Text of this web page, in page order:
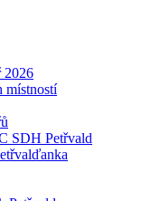
2026
místností
SDH Petřvald